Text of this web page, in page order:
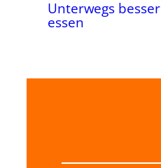
Unterwegs besser
essen